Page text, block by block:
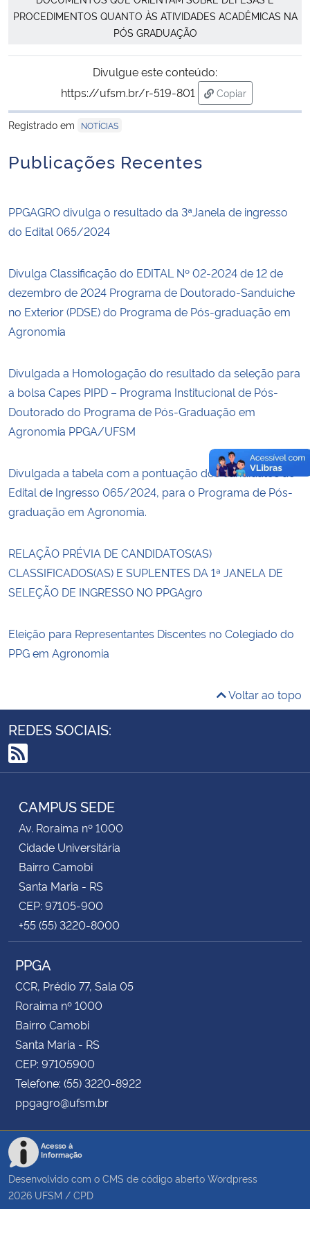
Planalto
PROCEDIMENTOS QUANTO ÀS ATIVIDADES ACADÊMICAS NA
PÓS GRADUAÇÃO
Divulgue este conteúdo:
https://ufsm.br/r-519-801
Copiar
para área de
Registrado em
NOTÍCIAS
Publicações Recentes
PPGAGRO divulga o resultado da 3ªJanela de ingresso
do Edital 065/2024
Divulga Classificação do EDITAL Nº 02-2024 de 12 de
dezembro de 2024 Programa de Doutorado-Sanduiche
no Exterior (PDSE) do Programa de Pós-graduação em
Agronomia
Divulgada a Homologação do resultado da seleção para
a bolsa Capes PIPD – Programa Institucional de Pós-
Doutorado do Programa de Pós-Graduação em
Agronomia PPGA/UFSM
Divulgada a tabela com a pontuação dos candidatos ao
Edital de Ingresso 065/2024, para o Programa de Pós-
graduação em Agronomia.
RELAÇÃO PRÉVIA DE CANDIDATOS(AS)
CLASSIFICADOS(AS) E SUPLENTES DA 1ª JANELA DE
SELEÇÃO DE INGRESSO NO PPGAgro
Eleição para Representantes Discentes no Colegiado do
PPG em Agronomia
Voltar ao topo
REDES SOCIAIS:
RSS
CAMPUS SEDE
Av. Roraima nº 1000
Cidade Universitária
Bairro Camobi
Santa Maria - RS
CEP: 97105-900
+55 (55) 3220-8000
PPGA
CCR, Prédio 77, Sala 05
Roraima nº 1000
Bairro Camobi
Santa Maria - RS
CEP: 97105900
Telefone: (55) 3220-8922
ppgagro@ufsm.br
Acesso à
Informação
Desenvolvido com o CMS de código aberto Wordpress
2026 UFSM / CPD